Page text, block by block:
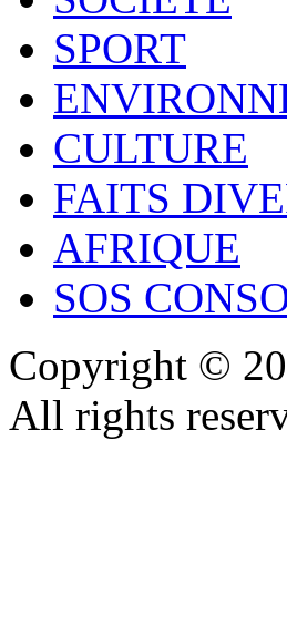
SPORT
CULTURE
FAITS
AFRIQUE
SOS
Copyright ©
All rights